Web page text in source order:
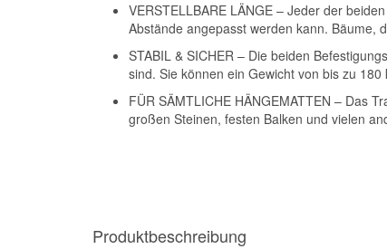
VERSTELLBARE LÄNGE – Jeder der
Abstände angepasst werden kann. Bäume,
STABIL & SICHER – Die beiden
sind. Sie können ein Gewicht von bis zu 180
FÜR SÄMTLICHE HÄNGEMATTEN – Das
großen Steinen, festen Balken und vielen
Produktbeschreibung